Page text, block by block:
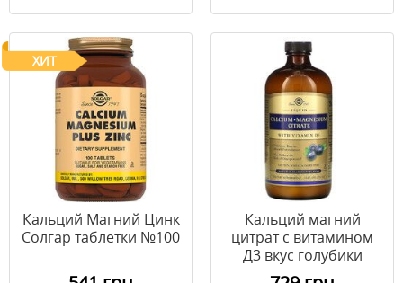
ХИТ
Кальций Магний Цинк
Солгар таблетки №100
Кальций магний
цитрат с витамином
Д3 вкус голубики
Solgar 473 мл